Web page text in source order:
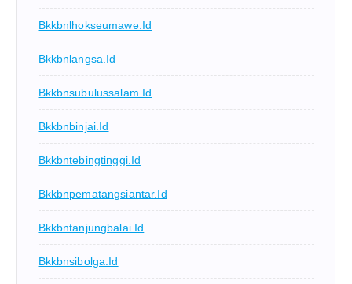
Bkkbnlhokseumawe.id
Bkkbnlangsa.id
Bkkbnsubulussalam.id
Bkkbnbinjai.id
Bkkbntebingtinggi.id
Bkkbnpematangsiantar.id
Bkkbntanjungbalai.id
Bkkbnsibolga.id